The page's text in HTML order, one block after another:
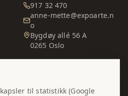
917 32 470
anne-mette@expoarte.n
o
Bygdøy allé 56 A
0265 Oslo
til statistikk (Google